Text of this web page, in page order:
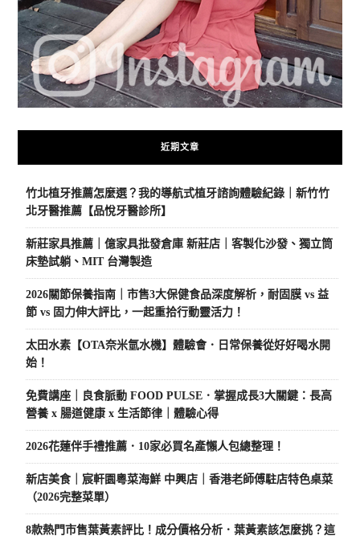
近期文章
竹北植牙推薦怎麼選？我的導航式植牙諮詢體驗紀錄｜新竹竹
北牙醫推薦【品悅牙醫診所】
新莊家具推薦｜億家具批發倉庫 新莊店｜客製化沙發、獨立筒
床墊試躺、MIT 台灣製造
2026關節保養指南｜市售3大保健食品深度解析，耐固膜 vs 益
節 vs 固力伸大評比，一起重拾行動靈活力！
太田水素【OTA奈米氫水機】體驗會．日常保養從好好喝水開
始！
免費講座｜良食脈動 FOOD PULSE．掌握成長3大關鍵：長高
營養 x 腸道健康 x 生活節律｜體驗心得
2026花蓮伴手禮推薦．10家必買名產懶人包總整理！
新店美食｜宸軒園粵菜海鮮 中興店｜香港老師傅駐店特色桌菜
（2026完整菜單）
8款熱門市售葉黃素評比！成分價格分析．葉黃素該怎麼挑？這